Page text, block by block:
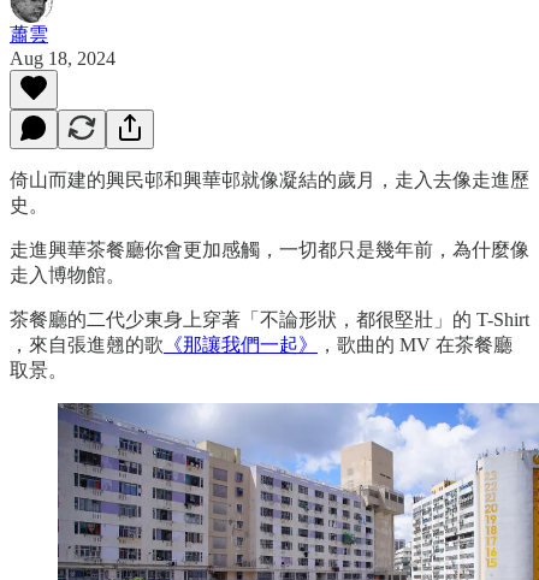
蕭雲
Aug 18, 2024
倚山而建的興民邨和興華邨就像凝結的歲月，走入去像走進歷
史。
走進興華茶餐廳你會更加感觸，一切都只是幾年前，為什麼像
走入博物館。
茶餐廳的二代少東身上穿著「不論形狀，都很堅壯」的 T-Shirt
，來自張進翹的歌 《那讓我們一起》
，歌曲的 MV 在茶餐廳
取景。